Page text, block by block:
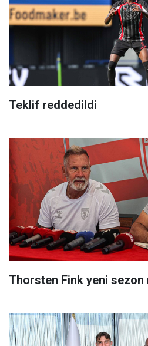
Teklif reddedildi
Thorsten Fink yeni sezon